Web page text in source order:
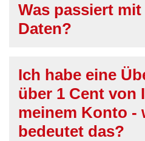
Was passiert
Daten?
Ich habe eine
über 1 Cent von
meinem Konto -
bedeutet das?